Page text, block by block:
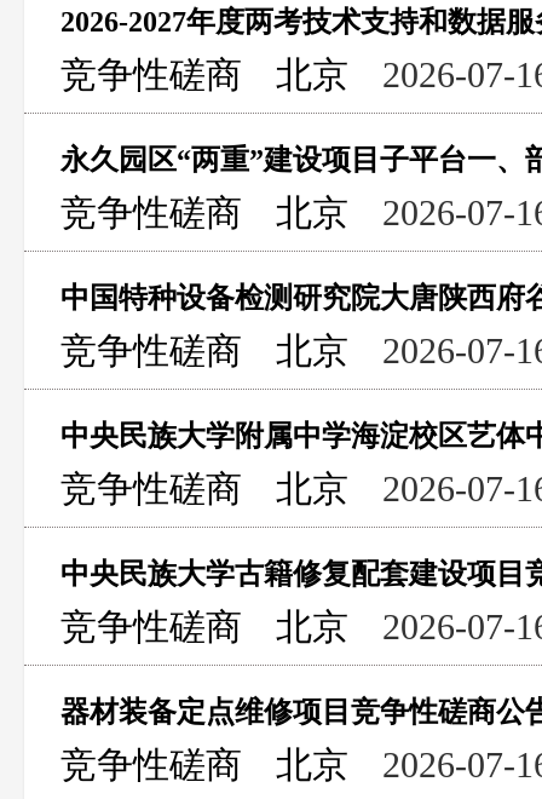
2026-2027年度两考技术支持和数据
竞争性磋商 北京 2026-07-
竞争性磋商 北京 2026-07-
竞争性磋商 北京 2026-07-
竞争性磋商 北京 2026-07-
中央民族大学古籍修复配套建设项目
竞争性磋商 北京 2026-07-
器材装备定点维修项目竞争性磋商公
竞争性磋商 北京 2026-07-